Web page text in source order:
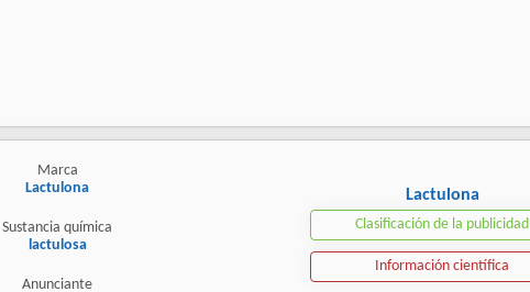
Marca
Lactulona
Sustancia química
lactulosa
Anunciante
Lactulona
Clasificación de la publicidad
Información científica